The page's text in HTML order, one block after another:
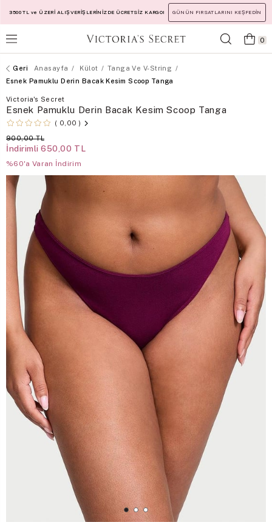
3500 TL ve ÜZERİ ALIŞVERİŞLERİNİZDE ÜCRETSİZ KARGO! GÜNÜN FIRSATLARINI KEŞFEDİN
0
Anasayfa Külot
Tanga Ve V-String
Esnek Pamuklu Derin Bacak Kesim Scoop Tanga
Victoria's Secret
Esnek Pamuklu Derin Bacak Kesim Scoop Tanga
0,00
900,00 TL
İndirimli 650,00 TL
%60'a Varan İndirim